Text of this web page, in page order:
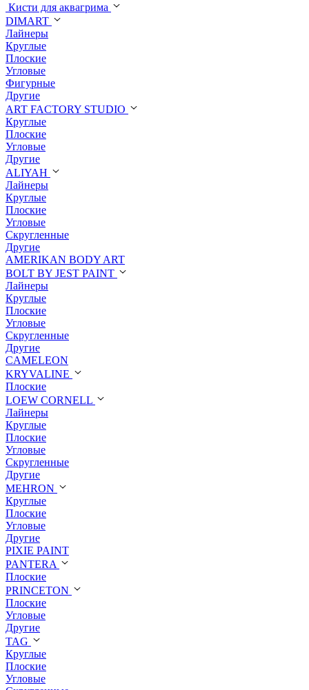
Кисти для аквагрима
DIMART
Лайнеры
Круглые
Плоские
Угловые
Фигурные
Другие
ART FACTORY STUDIO
Круглые
Плоские
Угловые
Другие
ALIYAH
Лайнеры
Круглые
Плоские
Угловые
Скругленные
Другие
AMERIKAN BODY ART
BOLT BY JEST PAINT
Лайнеры
Круглые
Плоские
Угловые
Скругленные
Другие
CAMELEON
KRYVALINE
Плоские
LOEW CORNELL
Лайнеры
Круглые
Плоские
Угловые
Скругленные
Другие
MEHRON
Круглые
Плоские
Угловые
Другие
PIXIE PAINT
PANTERA
Плоские
PRINCETON
Плоские
Угловые
Другие
TAG
Круглые
Плоские
Угловые